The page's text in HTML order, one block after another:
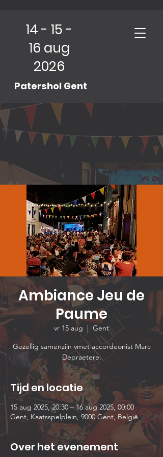
14 - 15 -
16 aug
2026
Patershol Gent
Ambiance Jeu de
Paume
vr 15 aug
  |
Gent
Gezellig samenzijn vmet accordeonist Marc
Depraetere.
Tijd en locatie
15 aug 2025, 20:30 – 16 aug 2025, 00:00
Gent, Kaatsspelplein, 9000 Gent, België
Over het evenement